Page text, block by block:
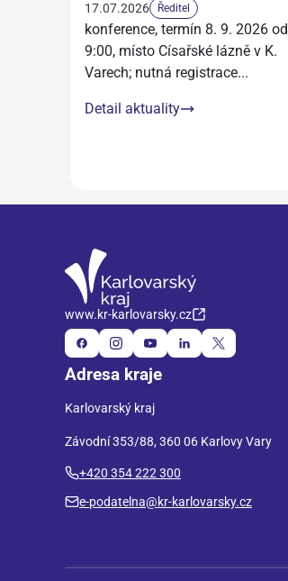
17.07.2026 Ředitel
konference, termín 8. 9. 2026 od
9:00, místo Císařské lázně v K.
Varech; nutná registrace...
Detail aktuality
www.kr-karlovarsky.cz
Adresa kraje
Karlovarský kraj
Závodní 353/88, 360 06 Karlovy Vary
+420 354 222 300
e-podatelna@kr-karlovarsky.cz